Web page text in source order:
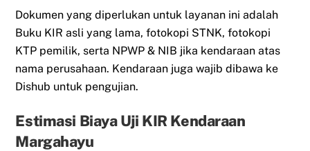
Dokumen yang diperlukan untuk layanan ini adalah
Buku KIR asli yang lama, fotokopi STNK, fotokopi
KTP pemilik, serta NPWP & NIB jika kendaraan atas
nama perusahaan. Kendaraan juga wajib dibawa ke
Dishub untuk pengujian.
Estimasi Biaya Uji KIR Kendaraan
Margahayu